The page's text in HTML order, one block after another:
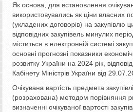
Як основа, для встановлення
використовувались як ціни власних
(укладених договорів) на закупівлю
відповідних закупівель минулих
міститься в електронній системі
основні прогнозні показники
розвитку України на 2024 рік,
Кабінету Міністрів України від
Очікувана вартість предмета
(розрахована) методом порівняння
визначенні очікуваної вартості